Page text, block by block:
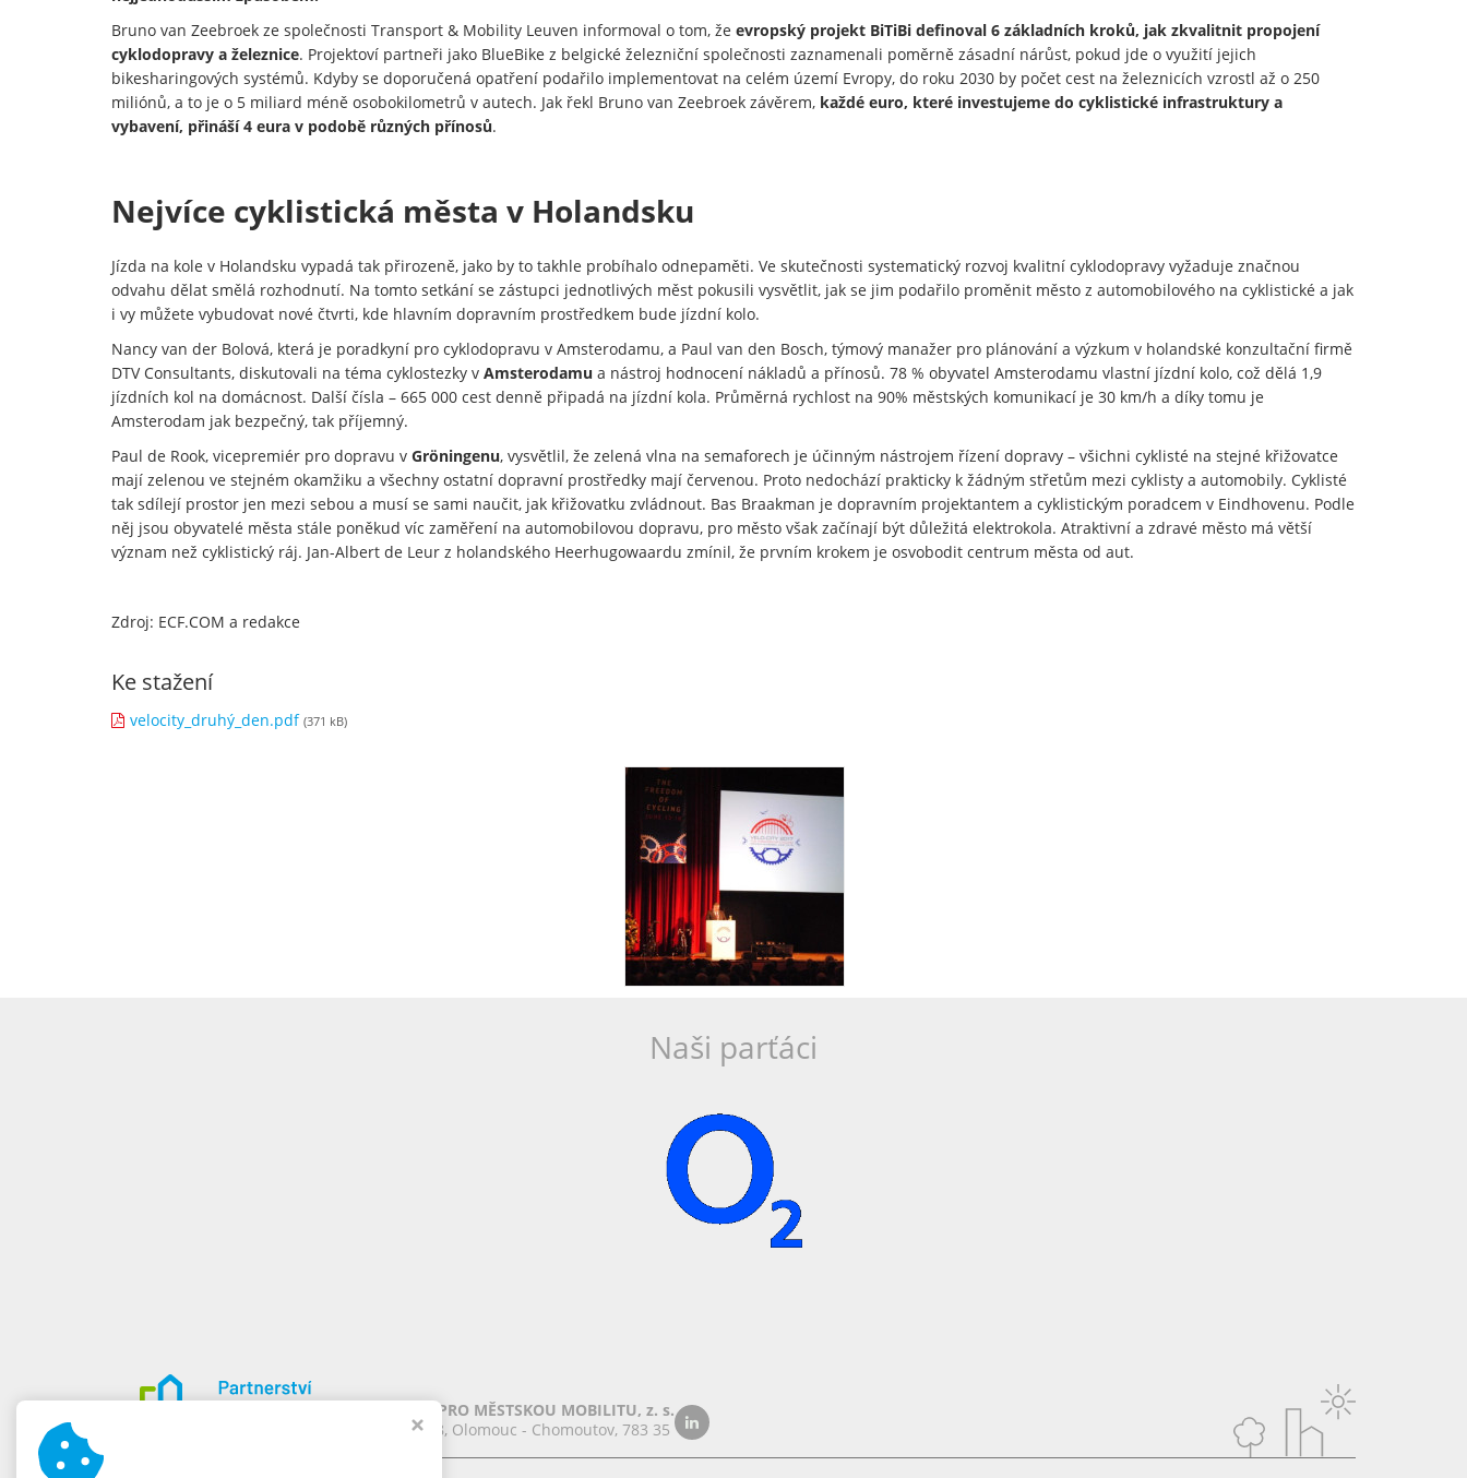
Bruno van Zeebroek ze společnosti Transport & Mobility Leuven informoval o tom, že evropský projekt BiTiBi definoval 6 základních kroků, jak zkvalitnit propojení
cyklodopravy a železnice. Projektoví partneři jako BlueBike z belgické železniční společnosti zaznamenali poměrně zásadní nárůst, pokud jde o využití jejich
bikesharingových systémů. Kdyby se doporučená opatření podařilo implementovat na celém území Evropy, do roku 2030 by počet cest na železnicích vzrostl až o 250
miliónů, a to je o 5 miliard méně osobokilometrů v autech. Jak řekl Bruno van Zeebroek závěrem, každé euro, které investujeme do cyklistické infrastruktury a
vybavení, přináší 4 eura v podobě různých přínosů.
Nejvíce cyklistická města v Holandsku
Jízda na kole v Holandsku vypadá tak přirozeně, jako by to takhle probíhalo odnepaměti. Ve skutečnosti systematický rozvoj kvalitní cyklodopravy vyžaduje značnou
odvahu dělat smělá rozhodnutí. Na tomto setkání se zástupci jednotlivých měst pokusili vysvětlit, jak se jim podařilo proměnit město z automobilového na cyklistické a jak
i vy můžete vybudovat nové čtvrti, kde hlavním dopravním prostředkem bude jízdní kolo.
Nancy van der Bolová, která je poradkyní pro cyklodopravu v Amsterodamu, a Paul van den Bosch, týmový manažer pro plánování a výzkum v holandské konzultační firmě
DTV Consultants, diskutovali na téma cyklostezky v Amsterodamu a nástroj hodnocení nákladů a přínosů. 78 % obyvatel Amsterodamu vlastní jízdní kolo, což dělá 1,9
jízdních kol na domácnost. Další čísla – 665 000 cest denně připadá na jízdní kola. Průměrná rychlost na 90% městských komunikací je 30 km/h a díky tomu je
Amsterodam jak bezpečný, tak příjemný.
Paul de Rook, vicepremiér pro dopravu v Gröningenu, vysvětlil, že zelená vlna na semaforech je účinným nástrojem řízení dopravy – všichni cyklisté na stejné křižovatce
mají zelenou ve stejném okamžiku a všechny ostatní dopravní prostředky mají červenou. Proto nedochází prakticky k žádným střetům mezi cyklisty a automobily. Cyklisté
tak sdílejí prostor jen mezi sebou a musí se sami naučit, jak křižovatku zvládnout. Bas Braakman je dopravním projektantem a cyklistickým poradcem v Eindhovenu. Podle
něj jsou obyvatelé města stále poněkud víc zaměření na automobilovou dopravu, pro město však začínají být důležitá elektrokola. Atraktivní a zdravé město má větší
význam než cyklistický ráj. Jan-Albert de Leur z holandského Heerhugowaardu zmínil, že prvním krokem je osvobodit centrum města od aut.
Zdroj: ECF.COM a redakce
Ke stažení
velocity_druhý_den.pdf (371 kB)
Naši parťáci
PARTNERSTVÍ PRO MĚSTSKOU MOBILITU, z. s.
Chomoutov 388, Olomouc - Chomoutov, 783 35